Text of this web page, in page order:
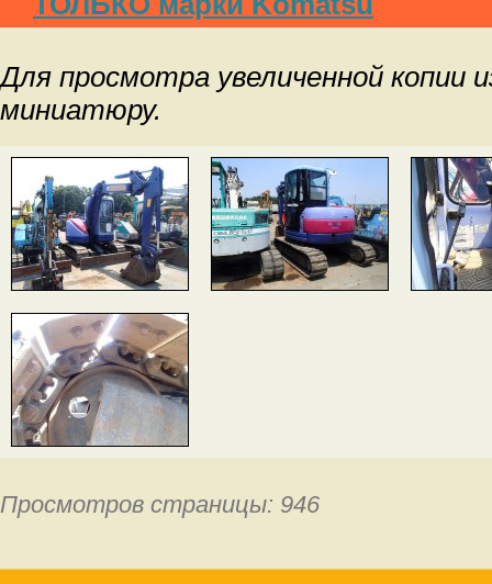
Для просмотра увеличенной копии
миниатюру.
Просмотров страницы: 946